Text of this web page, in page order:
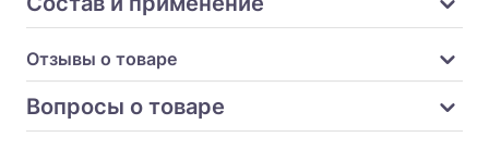
Отзывы о товаре
Вопросы о товаре